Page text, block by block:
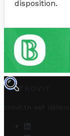
disposition.
TROVIT
trovit.tn est